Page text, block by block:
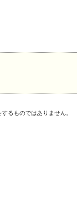
るものではありません。